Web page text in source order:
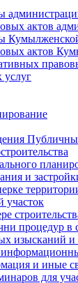
актов
актов
услуг
и
участок
процедур в
изысканий
и иные
для